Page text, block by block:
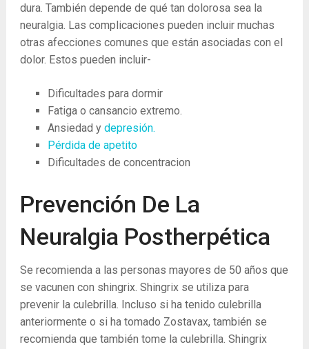
dura. También depende de qué tan dolorosa sea la
neuralgia. Las complicaciones pueden incluir muchas
otras afecciones comunes que están asociadas con el
dolor. Estos pueden incluir-
Dificultades para dormir
Fatiga o cansancio extremo.
Ansiedad y depresión.
Pérdida de apetito
Dificultades de concentracion
Prevención De La
Neuralgia Postherpética
Se recomienda a las personas mayores de 50 años que
se vacunen con shingrix. Shingrix se utiliza para
prevenir la culebrilla. Incluso si ha tenido culebrilla
anteriormente o si ha tomado Zostavax, también se
recomienda que también tome la culebrilla. Shingrix